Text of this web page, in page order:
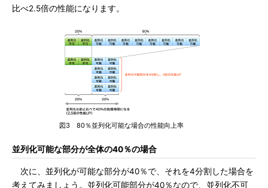
比べ2.5倍の性能になります。
図3 80％並列化可能な場合の性能向上率
並列化可能な部分が全体の40％の場合
次に、並列化が可能な部分が40％で、それを4分割した場合を
考えてみましょう。並列化可能部分が40％なので、並列化不可